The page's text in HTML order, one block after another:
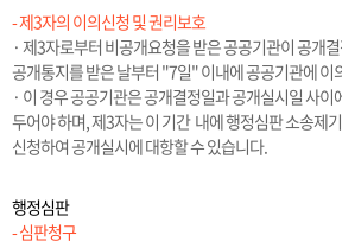
- 제3자의 이의신청 및 권리보호
· 제3자로부터 비공개요청을 받은 공공기관이 공개
공개통지를 받은 날부터 "7일" 이내에 공공기관에 이
· 이 경우 공공기관은 공개결정일과 공개실시일 사
두어야 하며, 제3자는 이 기간 내에 행정심판 소송제
신청하여 공개실시에 대항할 수 있습니다.
행정심판
- 심판청구